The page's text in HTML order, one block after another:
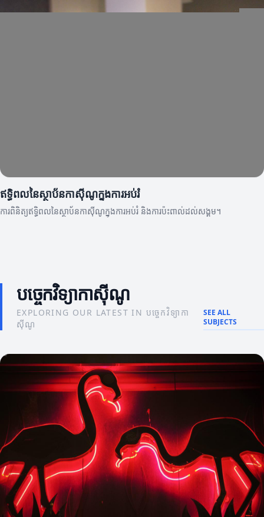
ឥទ្ធិពលនៃស្ថាប័នកាស៊ីណូក្នុងការអប់រំ
ការពិនិត្យឥទ្ធិពលនៃស្ថាប័នកាស៊ីណូក្នុងការអប់រំ និងការប៉ះពាល់ដល់សង្គម។
បច្ចេកវិទ្យាកាស៊ីណូ
EXPLORING OUR LATEST IN បច្ចេកវិទ្យាកា
ស៊ីណូ
SEE ALL
SUBJECTS